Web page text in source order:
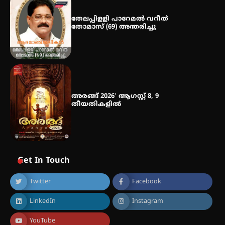
തേലപ്പിളളി പാറേമൽ വറീത്
തോമാസ് (69) അന്തരിച്ചു
അരങ്ങ് 2026′ ആഗസ്റ്റ് 8, 9
തീയതികളിൽ
Get In Touch
Twitter Facebook
LinkedIn Instagram
YouTube